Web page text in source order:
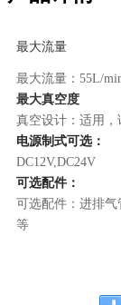
最大流量
最大流量：55L/
最大真空度
真空设计：适用，
电源制式可选：
DC12V,DC24V
可选配件：
可选配件：进排
等